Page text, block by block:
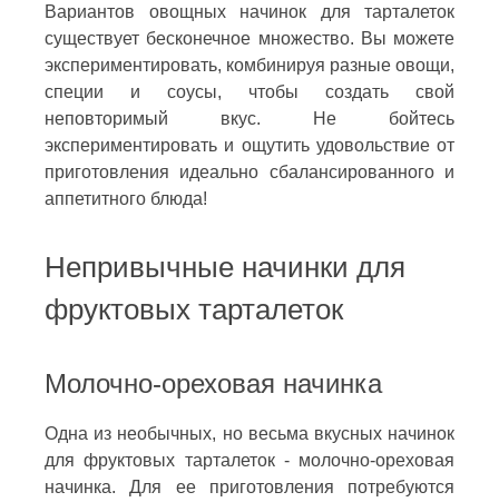
Вариантов овощных начинок для тарталеток
существует бесконечное множество. Вы можете
экспериментировать, комбинируя разные овощи,
специи и соусы, чтобы создать свой
неповторимый вкус. Не бойтесь
экспериментировать и ощутить удовольствие от
приготовления идеально сбалансированного и
аппетитного блюда!
Непривычные начинки для
фруктовых тарталеток
Молочно-ореховая начинка
Одна из необычных, но весьма вкусных начинок
для фруктовых тарталеток - молочно-ореховая
начинка. Для ее приготовления потребуются